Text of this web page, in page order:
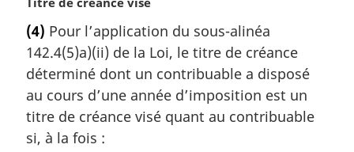
t
e
m
a
g
i
(4) Pour l’application du sous-alinéa
142.4(5)a)(ii) de la Loi, le titre de créance
déterminé dont un contribuable a disposé
au cours d’une année d’imposition est un
titre de créance visé quant au contribuable
si, à la fois :